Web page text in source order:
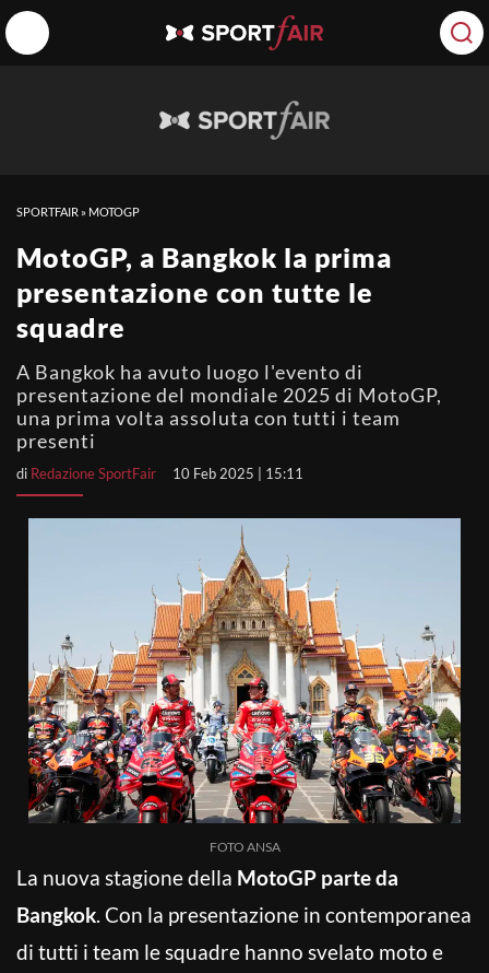
SPORTFAIR » MOTOGP
MotoGP, a Bangkok la prima
presentazione con tutte le
squadre
A Bangkok ha avuto luogo l'evento di
presentazione del mondiale 2025 di MotoGP,
una prima volta assoluta con tutti i team
presenti
di Redazione SportFair 10 Feb 2025 | 15:11
FOTO ANSA
La nuova stagione della MotoGP parte da
Bangkok. Con la presentazione in contemporanea
di tutti i team le squadre hanno svelato moto e